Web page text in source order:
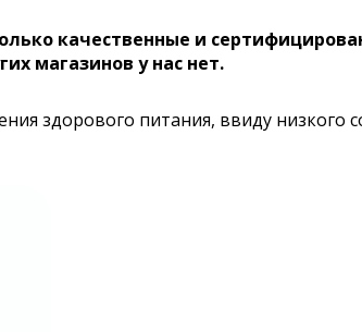
качественные и
магазинов у нас нет.
здорового питания, ввиду